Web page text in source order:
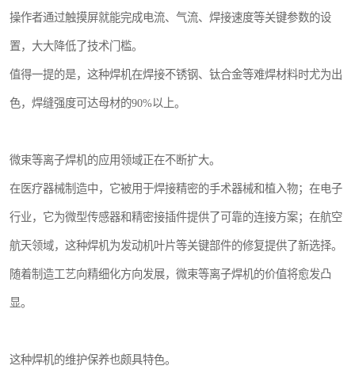
操作者通过触摸屏就能完成电流、气流、焊接速度等关键参数的设
置，大大降低了技术门槛。
值得一提的是，这种焊机在焊接不锈钢、钛合金等难焊材料时尤为出
色，焊缝强度可达母材的90%以上。
微束等离子焊机的应用领域正在不断扩大。
在医疗器械制造中，它被用于焊接精密的手术器械和植入物；在电子
行业，它为微型传感器和精密接插件提供了可靠的连接方案；在航空
航天领域，这种焊机为发动机叶片等关键部件的修复提供了新选择。
随着制造工艺向精细化方向发展，微束等离子焊机的价值将愈发凸
显。
这种焊机的维护保养也颇具特色。